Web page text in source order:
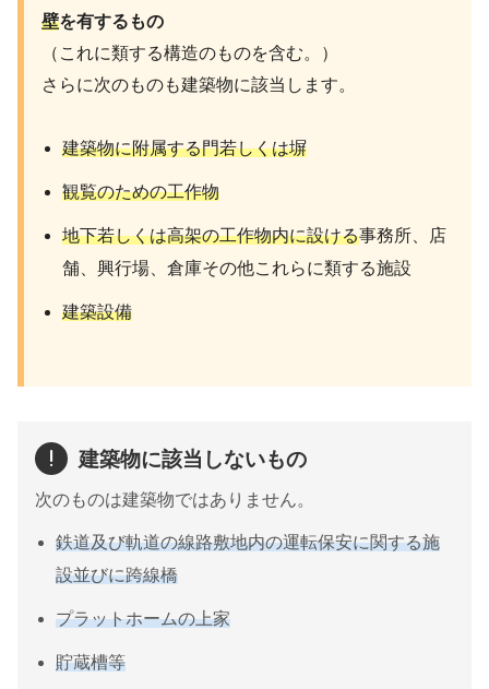
壁を有するもの
（これに類する構造のものを含む。）
さらに次のものも建築物に該当します。
建築物に附属する門若しくは塀
観覧のための工作物
地下若しくは高架の工作物内に設ける事務所、店
舗、興行場、倉庫その他これらに類する施設
建築設備
建築物に該当しないもの
次のものは建築物ではありません。
鉄道及び軌道の線路敷地内の運転保安に関する施
設並びに跨線橋
プラットホームの上家
貯蔵槽等